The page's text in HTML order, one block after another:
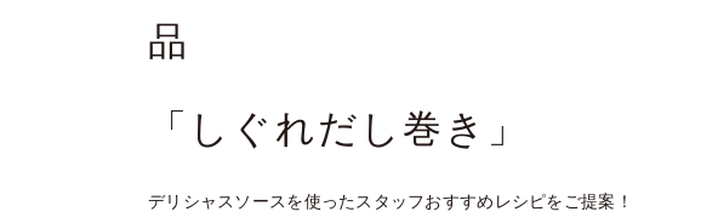
品
「しぐれだし巻き」
デリシャスソースを使ったスタッフおすすめレシピをご提案！